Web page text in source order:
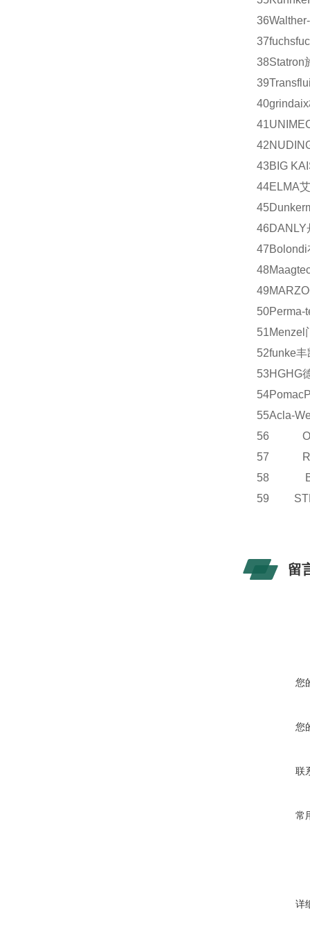
36
37fuchs
38Statron
39
40grindaix
41
42
43BIG
44ELMA
45
46DANLY
47Bolondi
48
49
50Perma-
51Menzel
52funke丰
53HGHG
54Pomac
55Acla-
56
57
58
59
留
您
您
联
常
详